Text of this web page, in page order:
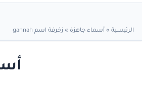
الرئيسية » أسماء جاهزة » زخرفة اسم gannah